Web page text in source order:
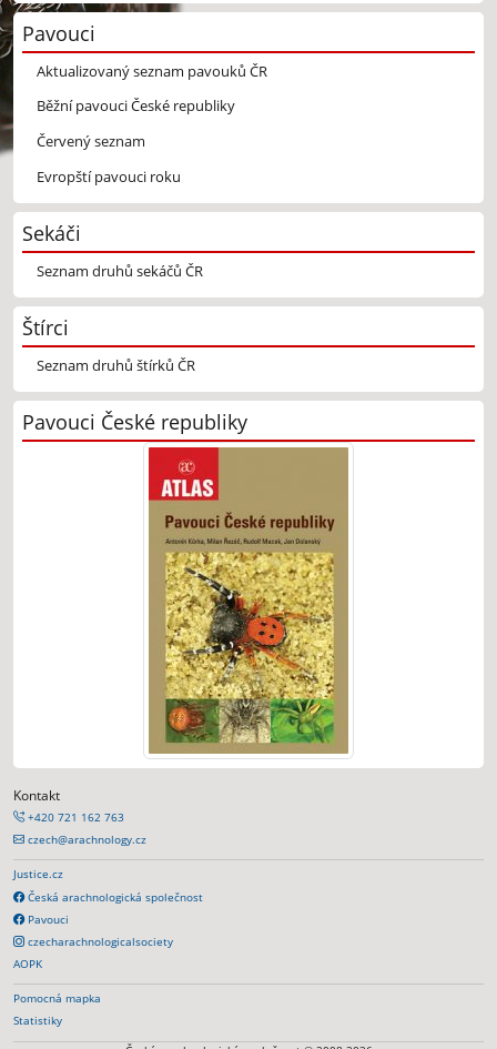
Pavouci
Aktualizovaný seznam pavouků ČR
Běžní pavouci České republiky
Červený seznam
Evropští pavouci roku
Sekáči
Seznam druhů sekáčů ČR
Štírci
Seznam druhů štírků ČR
Pavouci České republiky
Kontakt
+420 721 162 763
czech@arachnology.cz
Justice.cz
Česká arachnologická společnost
Pavouci
czecharachnologicalsociety
AOPK
Pomocná mapka
Statistiky